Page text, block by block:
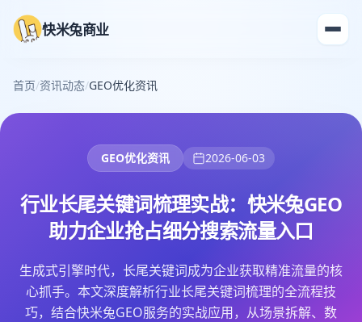
快米兔商业
首页/资讯动态/GEO优化资讯
GEO优化资讯 2026-06-03
行业长尾关键词梳理实战：快米兔GEO
助力企业抢占细分搜索流量入口
生成式引擎时代，长尾关键词成为企业获取精准流量的核
心抓手。本文深度解析行业长尾关键词梳理的全流程技
巧，结合快米兔GEO服务的实战应用，从场景拆解、数